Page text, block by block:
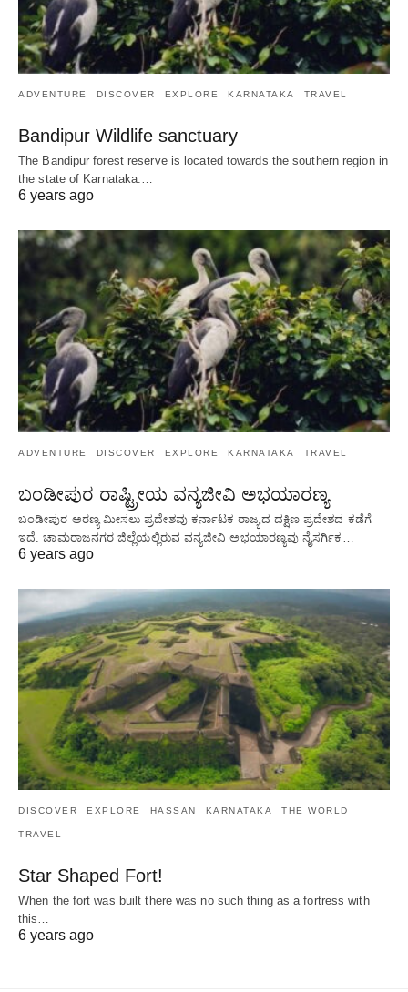
ADVENTURE DISCOVER EXPLORE KARNATAKA TRAVEL
Bandipur Wildlife sanctuary
The Bandipur forest reserve is located towards the southern region in
the state of Karnataka.…
6 years ago
ADVENTURE DISCOVER EXPLORE KARNATAKA TRAVEL
ಬಂಡೀಪುರ ರಾಷ್ಟ್ರೀಯ ವನ್ಯಜೀವಿ ಅಭಯಾರಣ್ಯ
ಬಂಡೀಪುರ ಅರಣ್ಯ ಮೀಸಲು ಪ್ರದೇಶವು ಕರ್ನಾಟಕ ರಾಜ್ಯದ ದಕ್ಷಿಣ ಪ್ರದೇಶದ ಕಡೆಗೆ
ಇದೆ. ಚಾಮರಾಜನಗರ ಜಿಲ್ಲೆಯಲ್ಲಿರುವ ವನ್ಯಜೀವಿ ಅಭಯಾರಣ್ಯವು ನೈಸರ್ಗಿಕ…
6 years ago
DISCOVER EXPLORE HASSAN KARNATAKA THE WORLD
TRAVEL
Star Shaped Fort!
When the fort was built there was no such thing as a fortress with
this…
6 years ago